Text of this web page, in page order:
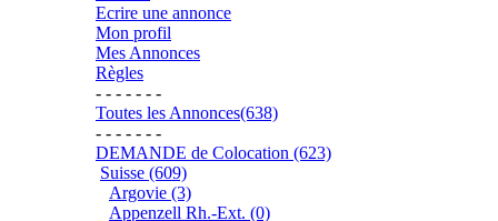
Ecrire une annonce
Mon profil
Mes Annonces
Règles
- - - - - - -
Toutes les Annonces(638)
- - - - - - -
DEMANDE de Colocation (623)
Suisse (609)
Argovie (3)
Appenzell Rh.-Ext. (0)